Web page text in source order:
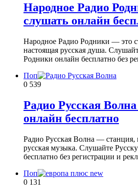
Народное Радио
слушать онлайн
Народное Радио Родники — это
настоящая русская душа.
Родники онлайн бесплатно без
Поп
0 539
Радио Русская
онлайн бесплатно
Радио Русская Волна — станция,
русская музыка. Слушайте
бесплатно без регистрации и
Поп
0 131